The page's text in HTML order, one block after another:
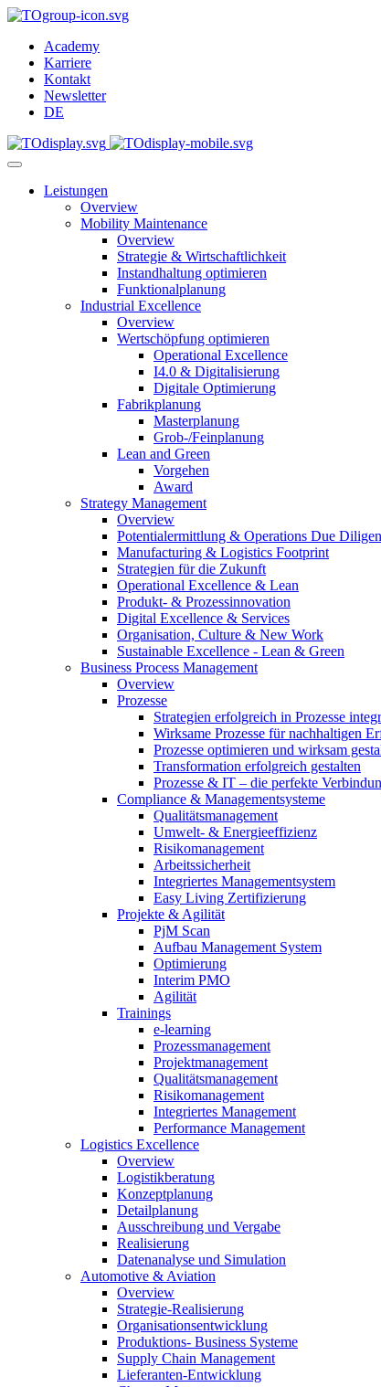
Academy
Karriere
Kontakt
Newsletter
DE
Leistungen
Overview
Mobility Maintenance
Overview
Strategie & Wirtschaftlichkeit
Instandhaltung optimieren
Funktionalplanung
Industrial Excellence
Overview
Wertschöpfung optimieren
Operational Excellence
I4.0 & Digitalisierung
Digitale Optimierung
Fabrikplanung
Masterplanung
Grob-/Feinplanung
Lean and Green
Vorgehen
Award
Strategy Management
Overview
Potentialermittlung & Operations Due
Manufacturing & Logistics Footprint
Strategien für die Zukunft
Operational Excellence & Lean
Produkt- & Prozessinnovation
Digital Excellence & Services
Organisation, Culture & New Work
Sustainable Excellence - Lean & Green
Business Process Management
Overview
Prozesse
Strategien erfolgreich in Prozesse
Wirksame Prozesse für nachhaltigen
Prozesse optimieren und wirksam
Transformation erfolgreich gestalten
Prozesse & IT – die perfekte
Compliance & Managementsysteme
Qualitätsmanagement
Umwelt- & Energieeffizienz
Risikomanagement
Arbeitssicherheit
Integriertes Managementsystem
Easy Living Zertifizierung
Projekte & Agilität
PjM Scan
Aufbau Management System
Optimierung
Interim PMO
Agilität
Trainings
e-learning
Prozessmanagement
Projektmanagement
Qualitätsmanagement
Risikomanagement
Integriertes Management
Performance Management
Logistics Excellence
Overview
Logistikberatung
Konzeptplanung
Detailplanung
Ausschreibung und Vergabe
Realisierung
Datenanalyse und Simulation
Automotive & Aviation
Overview
Strategie-Realisierung
Organisationsentwicklung
Produktions- Business Systeme
Supply Chain Management
Lieferanten-Entwicklung